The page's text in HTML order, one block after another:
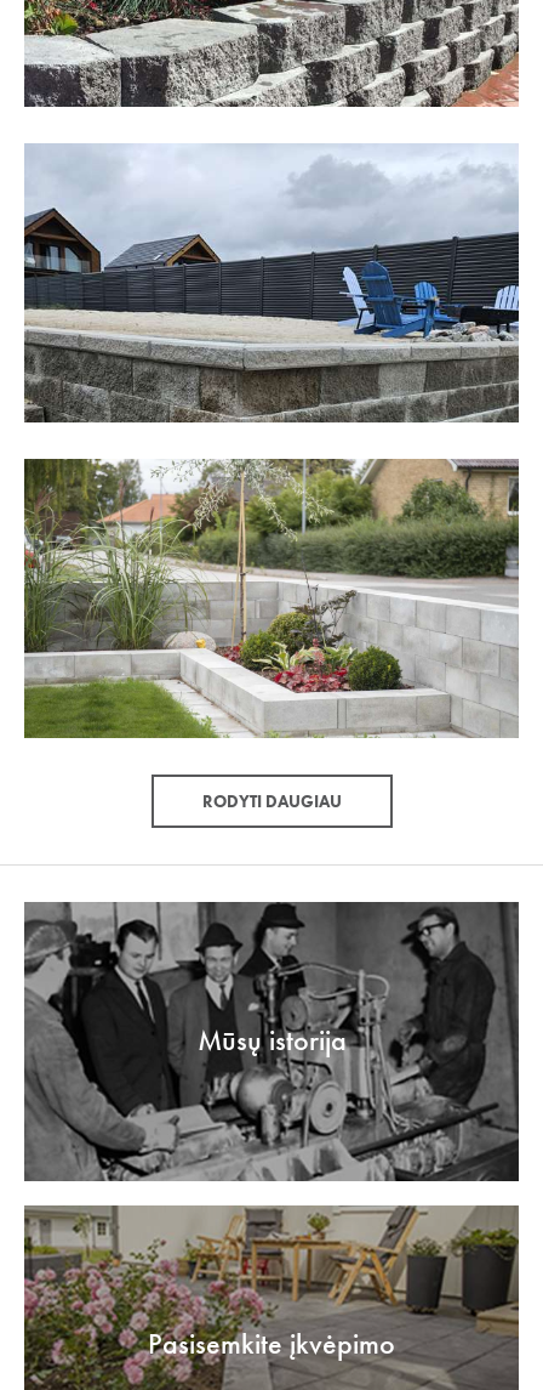
RODYTI DAUGIAU
Mūsų istorija
Pasisemkite įkvėpimo